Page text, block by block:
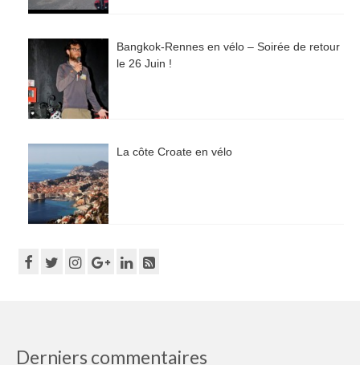
Bangkok-Rennes en vélo – Soirée de retour
le 26 Juin !
La côte Croate en vélo
Derniers commentaires